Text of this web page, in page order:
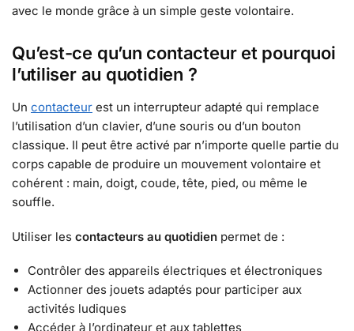
avec le monde grâce à un simple geste volontaire.
Qu’est-ce qu’un contacteur et pourquoi
l’utiliser au quotidien ?
Un contacteur est un interrupteur adapté qui remplace
l’utilisation d’un clavier, d’une souris ou d’un bouton
classique. Il peut être activé par n’importe quelle partie du
corps capable de produire un mouvement volontaire et
cohérent : main, doigt, coude, tête, pied, ou même le
souffle.
Utiliser les contacteurs au quotidien permet de :
Contrôler des appareils électriques et électroniques
Actionner des jouets adaptés pour participer aux
activités ludiques
Accéder à l’ordinateur et aux tablettes